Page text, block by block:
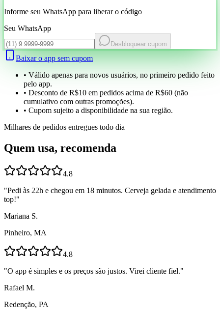
Informe seu WhatsApp para liberar o código
Seu WhatsApp
Desbloquear cupom
Baixar o app sem cupom
• Válido apenas para novos usuários, no primeiro pedido feito
pelo app.
• Desconto de R$10 em pedidos acima de R$60 (não
cumulativo com outras promoções).
• Cupom sujeito a disponibilidade na sua região.
Milhares de pedidos entregues todo dia
Quem usa, recomenda
4.8
"Pedi às 22h e chegou em 18 minutos. Cerveja gelada e atendimento
top!"
Mariana S.
Pinheiro, MA
4.8
"O app é simples e os preços são justos. Virei cliente fiel."
Rafael M.
Redenção, PA